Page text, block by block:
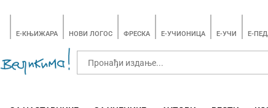
E-КЊИЖАРА НОВИ ЛОГОС ФРЕСКА E-УЧИОНИЦА E-УЧИ Е-